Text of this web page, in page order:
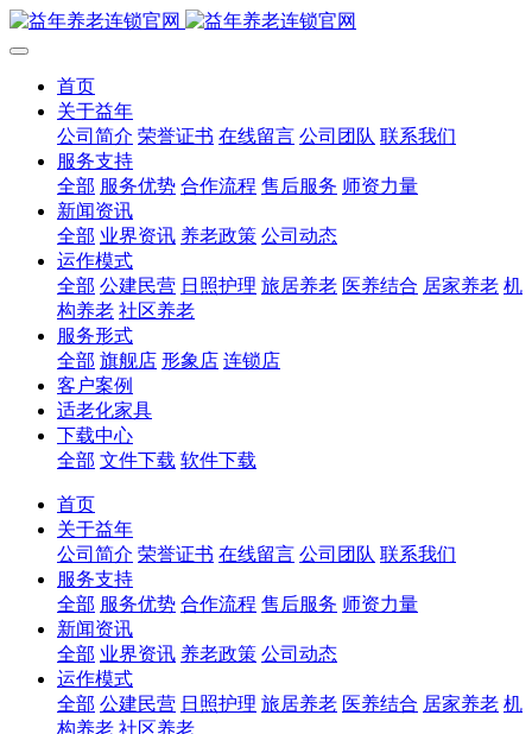
首页
关于益年
公司简介 荣誉证书 在线留言 公司团队 联系我们
服务支持
全部 服务优势 合作流程 售后服务 师资力量
新闻资讯
全部 业界资讯 养老政策 公司动态
运作模式
全部 公建民营 日照护理 旅居养老 医养结合 居家养老 机
构养老 社区养老
服务形式
全部 旗舰店 形象店 连锁店
客户案例
适老化家具
下载中心
全部 文件下载 软件下载
首页
关于益年
公司简介 荣誉证书 在线留言 公司团队 联系我们
服务支持
全部 服务优势 合作流程 售后服务 师资力量
新闻资讯
全部 业界资讯 养老政策 公司动态
运作模式
全部 公建民营 日照护理 旅居养老 医养结合 居家养老 机
构养老 社区养老